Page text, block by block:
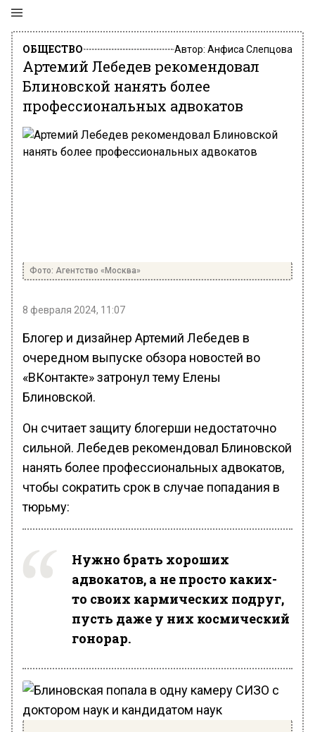
ОБЩЕСТВО Автор: Анфиса Слепцова
Артемий Лебедев рекомендовал
Блиновской нанять более
профессиональных адвокатов
Фото: Агентство «Москва»
8 февраля 2024, 11:07
Блогер и дизайнер Артемий Лебедев в
очередном выпуске обзора новостей во
«ВКонтакте» затронул тему Елены
Блиновской.
Он считает защиту блогерши недостаточно
сильной. Лебедев рекомендовал Блиновской
нанять более профессиональных адвокатов,
чтобы сократить срок в случае попадания в
тюрьму:
Нужно брать хороших
адвокатов, а не просто каких-
то своих кармических подруг,
пусть даже у них космический
гонорар.